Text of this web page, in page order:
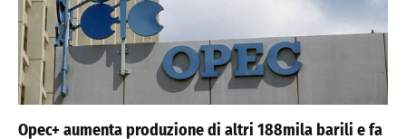
Opec+ aumenta produzione di altri 188mila barili e fa